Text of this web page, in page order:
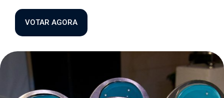
VOTAR AGORA